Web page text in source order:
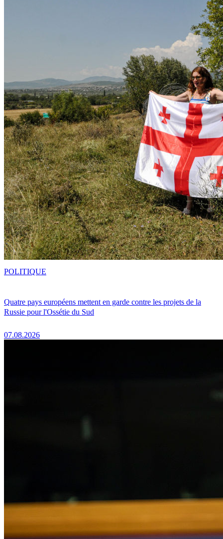
Quatre pays européens mettent en garde contre les projets de la
Russie pour l'Ossétie du Sud
07.08.2026
POLITIQUE